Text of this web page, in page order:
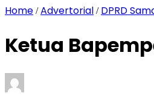
Home /Advertorial / DPRD
Ketua